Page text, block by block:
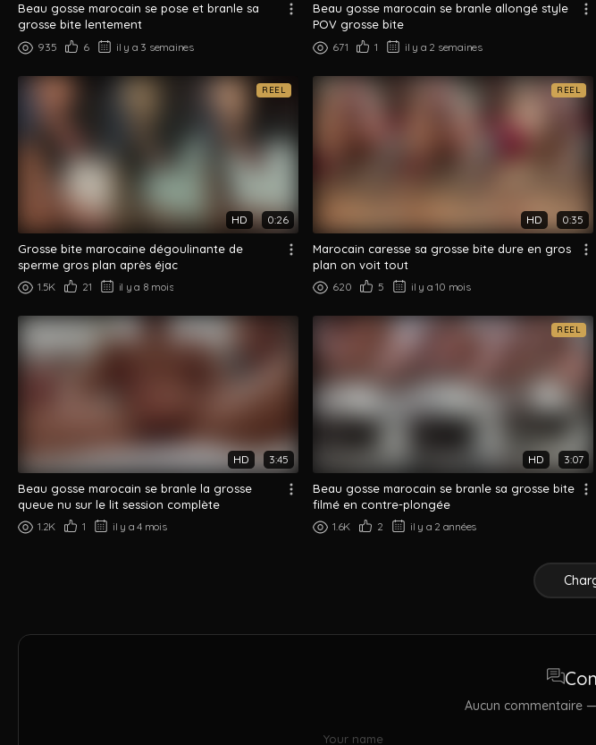
Beau gosse marocain se pose et branle sa
grosse bite lentement
935 6 il y a 3 semaines
Beau gosse marocain se branle allongé style
POV grosse bite
671 1 il y a 2 semaines
REEL
HD 0:26
Grosse bite marocaine dégoulinante de
sperme gros plan après éjac
1.5K 21 il y a 8 mois
REEL
HD 0:35
Marocain caresse sa grosse bite dure en gros
plan on voit tout
620 5 il y a 10 mois
HD 3:45
Beau gosse marocain se branle la grosse
queue nu sur le lit session complète
1.2K 1 il y a 4 mois
REEL
HD 3:07
Beau gosse marocain se branle sa grosse bite
filmé en contre-plongée
1.6K 2 il y a 2 années
Aucun commentaire
Your name